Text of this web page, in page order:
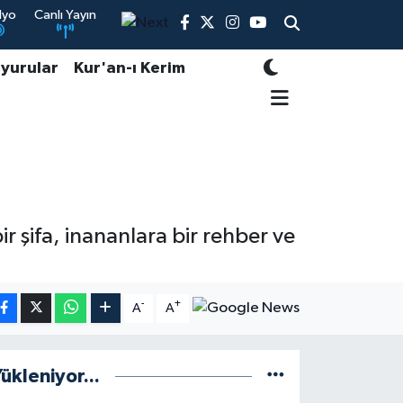
Canlı Yayın
Kur'an-ı Kerim
şifa, inananlara bir rehber ve
A- A+